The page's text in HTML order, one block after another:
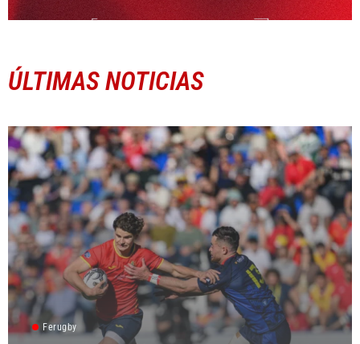
ÚLTIMAS NOTICIAS
Ferugby